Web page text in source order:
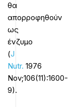
θα
απορροφηθούν
ως
ένζυμο
(J
Nutr. 1976
Nov;106(11):1600-
9).